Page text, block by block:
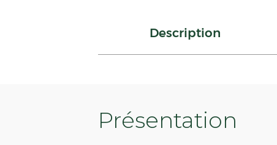
Description
Présentation